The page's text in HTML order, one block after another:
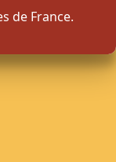
de France.